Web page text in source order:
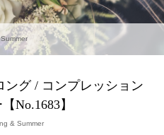
ング / コンプレッション
No.1683】
& Summer